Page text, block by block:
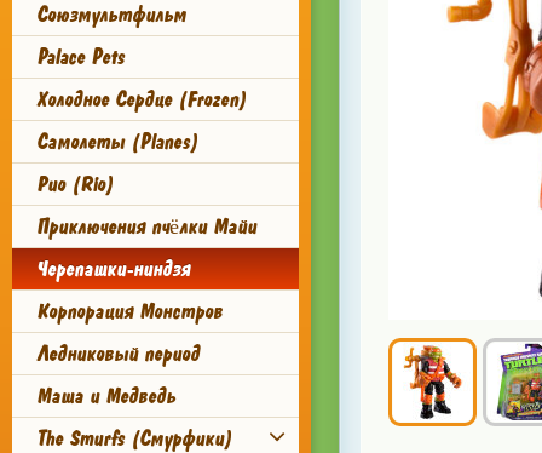
Союзмультфильм
Palace Pets
Холодное Сердце (Frozen)
Самолеты (Planes)
Рио (Rio)
Приключения пчёлки Майи
Черепашки-ниндзя
Корпорация Монстров
Ледниковый период
Маша и Медведь
The Smurfs (Смурфики)